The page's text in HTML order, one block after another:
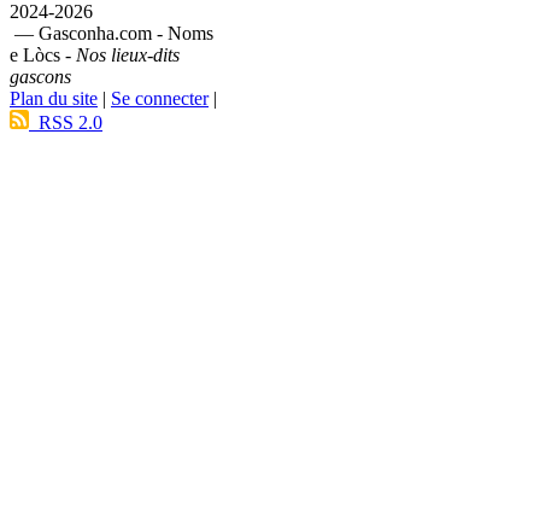
2024-2026
— Gasconha.com - Noms
e Lòcs - Nos lieux-dits
gascons
Plan du site | Se connecter|
RSS 2.0